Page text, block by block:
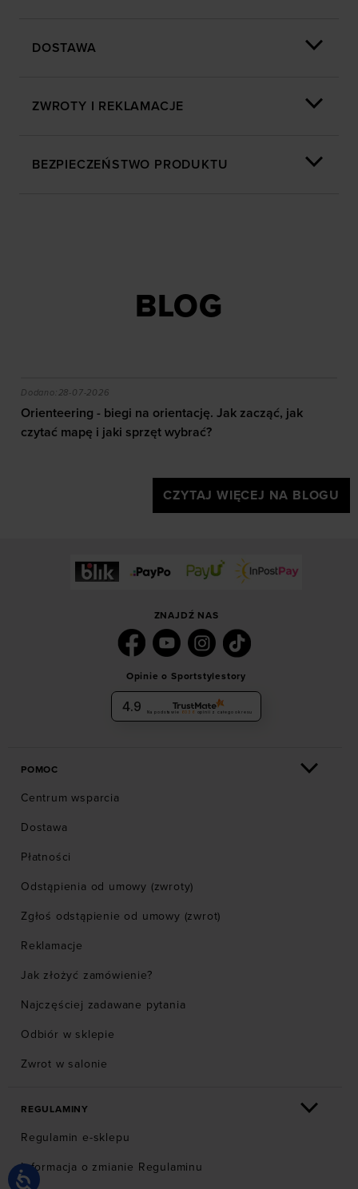
DOSTAWA
ZWROTY I REKLAMACJE
BEZPIECZEŃSTWO PRODUKTU
BLOG
efekty daje trening?
Orienteering - biegi na orientację. Jak zacząć, jak
Dodano:28-07-2026
Orienteering - biegi na orientację. Jak zacząć, jak
czytać mapę i jaki sprzęt wybrać?
CZYTAJ WIĘCEJ NA BLOGU
ZNAJDŹ NAS
Opinie o Sportstylestory
4.9 Na podstawie 6036 opinii z całego okresu
POMOC
Centrum wsparcia
Dostawa
Płatności
Odstąpienia od umowy (zwroty)
Zgłoś odstąpienie od umowy (zwrot)
Reklamacje
Jak złożyć zamówienie?
Najczęściej zadawane pytania
Odbiór w sklepie
Zwrot w salonie
REGULAMINY
Regulamin e-sklepu
Informacja o zmianie Regulaminu